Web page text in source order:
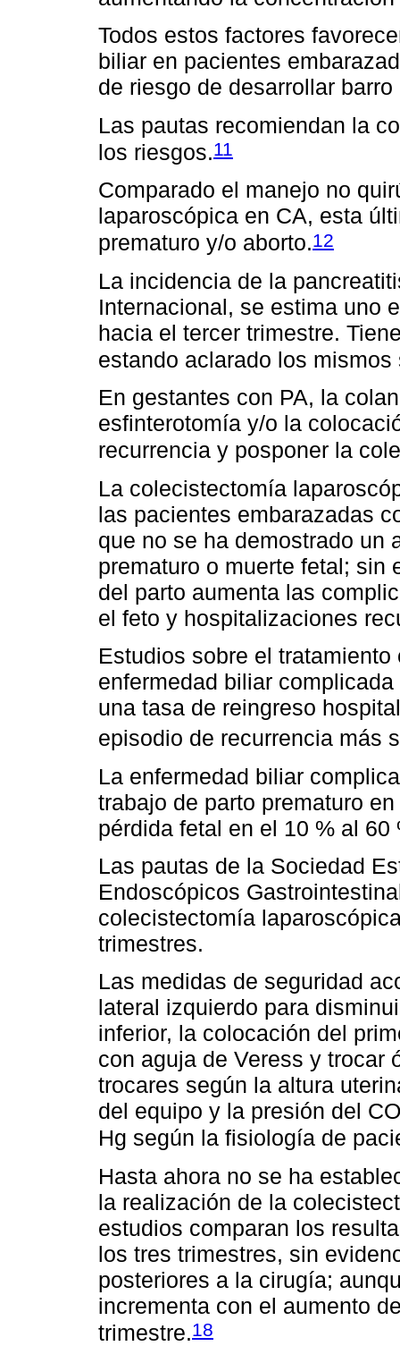
Todos estos factores
biliar en pacientes
de riesgo de desarrollar barro
Las pautas recomiendan la
los riesgos.11
Comparado el manejo no
laparoscópica en CA, esta
prematuro y/o aborto.12
La incidencia de la
Internacional, se estima uno
hacia el tercer trimestre.
estando aclarado los
En gestantes con PA, la
esfinterotomía y/o la
recurrencia y posponer la
La colecistectomía
las pacientes embarazadas
que no se ha demostrado un
prematuro o muerte fetal; sin
del parto aumenta las
el feto y hospitalizaciones
Estudios sobre el
enfermedad biliar
una tasa de reingreso
episodio de recurrencia más
La enfermedad biliar
trabajo de parto prematuro
pérdida fetal en el 10 % al
Las pautas de la Sociedad
Endoscópicos
colecistectomía
trimestres.
Las medidas de seguridad
lateral izquierdo para
inferior, la colocación del
con aguja de Veress y trocar
trocares según la altura
del equipo y la presión del
Hg según la fisiología de
Hasta ahora no se ha
la realización de la
estudios comparan los
los tres trimestres, sin
posteriores a la cirugía;
incrementa con el aumento
trimestre.18